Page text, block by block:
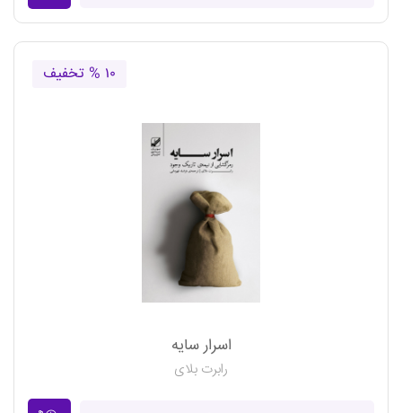
۱۰ % تخفیف
اسرار سایه
رابرت بلای